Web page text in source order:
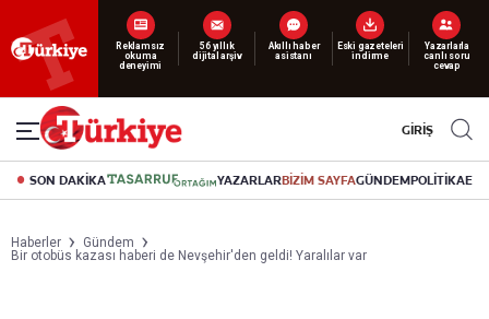
Yeni nesil dijital
abonelik 19 TL’den başlayan fiyatlarla.
GİRİŞ
SON DAKİKA YAZARLARBİZİM SAYFAGÜNDEMPOLİTİKA
Haberler
Gündem
Bir otobüs kazası haberi de Nevşehir'den geldi! Yaralılar var